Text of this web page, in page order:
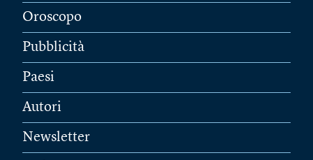
Oroscopo
Pubblicità
Paesi
Autori
Newsletter